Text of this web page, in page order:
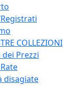
COLLEZIONI
Prezzi
disagiate